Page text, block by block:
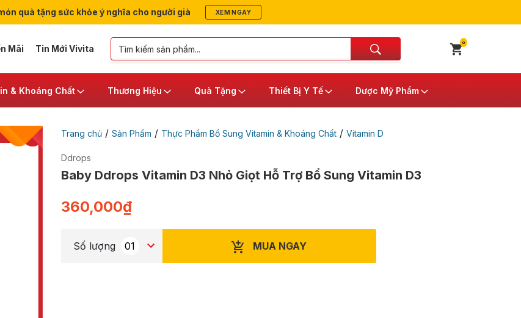
quà tặng sức khỏe ý nghĩa cho người già XEM NGAY
Mãi Tin Mới Vivita
0
& Khoáng Chất Thương Hiệu Quà Tặng Thiết Bị Y Tế Dược Mỹ Phẩm
Trang chủ/ Sản Phẩm / Thực Phẩm Bổ Sung Vitamin & Khoáng Chất/ Vitamin D
Ddrops
Baby Ddrops Vitamin D3 Nhỏ Giọt Hỗ Trợ Bổ Sung Vitamin D3
360,000₫
Số lượng MUA NGAY